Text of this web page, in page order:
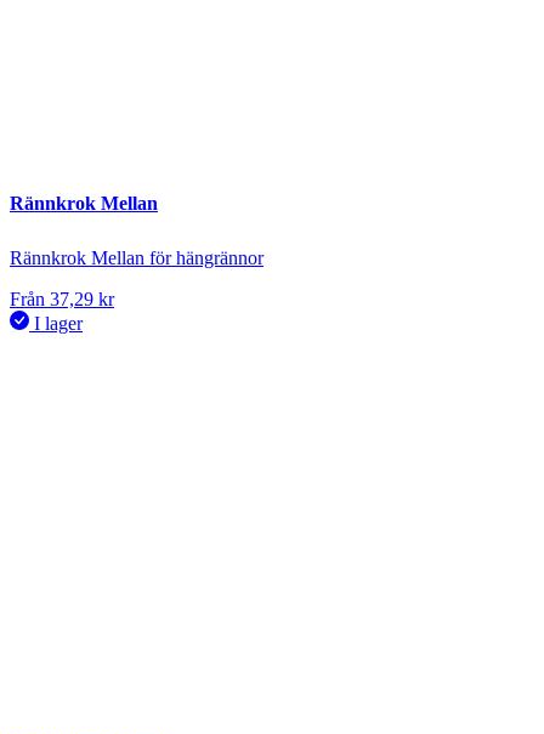
Rännkrok Mellan
Rännkrok Mellan för hängrännor
Från 37,29 kr
I lager